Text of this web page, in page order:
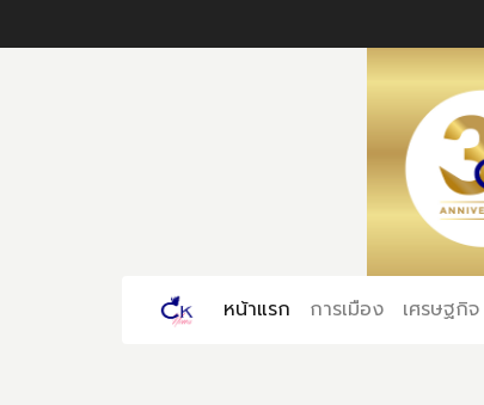
หน้าแรก (current)
การเมือง เศรษฐกิจ